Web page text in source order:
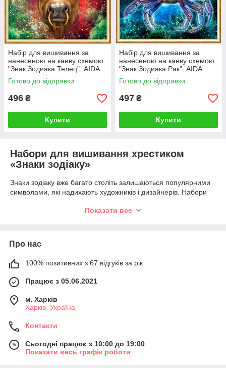
Набір для вишивання за
нанесеною на канву схемою
"Знак Зодиака Телец". AIDA
14CT printed, 38*38 см. Шелк.
Готово до відправки
496 ₴
Купити
Набір для вишивання за
нанесеною на канву схемою
"Знак Зодиака Рак". AIDA
14CT printed, 38*38 см. Шёлк.
Готово до відправки
497 ₴
Купити
Набори для вишивання хрестиком
«Знаки зодіаку»
Знаки зодіаку вже багато століть залишаються популярними
символами, які надихають художників і дизайнерів. Набори
створити красиву картину, що підкреслює індивідуальність і
зодіаку:
Близнюки;
Рак;
Лев;
Діва;
Терези;
Скорпіон;
Показати все
Про нас
100% позитивних з 67 відгуків за рік
Працює з 05.06.2021
м. Харків
Харків, Україна
Контакти
Сьогодні працює з 10:00 до 19:00
Показати весь графік роботи